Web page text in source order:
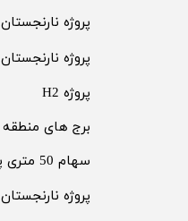
​سهام 50 متری پهنه e
برج های منطقه 22
پروژه H2
​پروژه نارنجستان
پروژه نارنجستان 4
​پروژه نارنجستان 3